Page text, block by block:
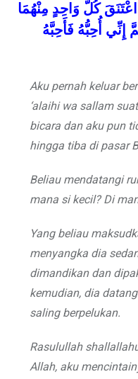
اعْتَنَقَ كُلُّ وَاحِدٍ مِنْهُمَا
إِنِّي أُحِبُّهُ فَأَحِبَّهُ
Aku pernah keluar
‘alaihi wa sallam
bicara dan aku pun
hingga tiba di pasar
Beliau mendatangi
mana si kecil? Di
Yang beliau
menyangka dia
dimandikan dan
kemudian, dia
saling berpelukan.
Rasulullah
Allah, aku